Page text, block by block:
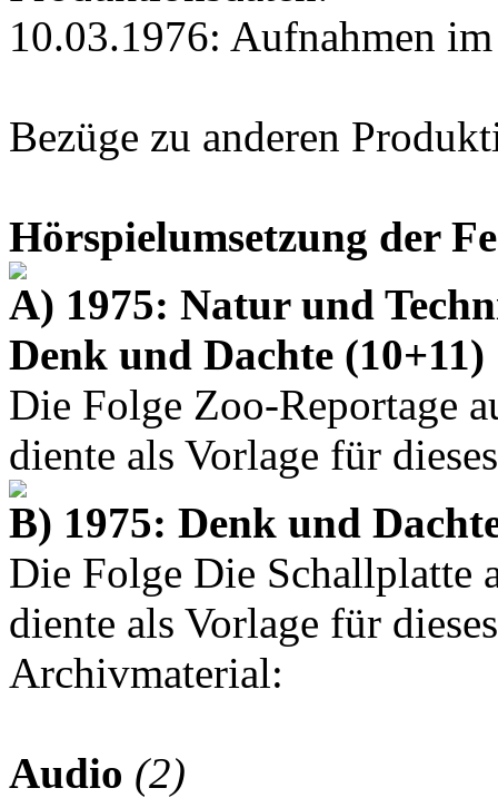
10.03.1976: Aufnahmen
Bezüge zu anderen
Hörspielumsetzung der
A) 1975: Natur und
Denk und Dachte (10+11)
Die Folge Zoo-Reportage
diente als Vorlage für
B) 1975: Denk und
Die Folge Die Schallplatte
diente als Vorlage für
Archivmaterial:
Audio (2)